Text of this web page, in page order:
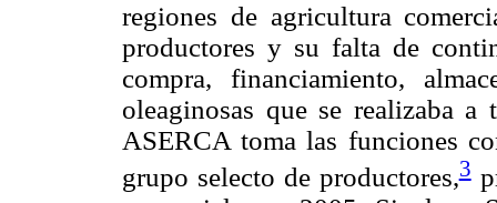
regiones de agricultura
productores y su falta de
compra, financiamiento,
oleaginosas que se realizaba
ASERCA toma las funciones
grupo selecto de productores,3